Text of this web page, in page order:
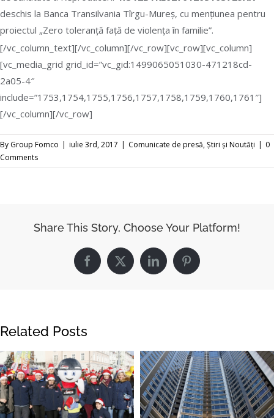
deschis la Banca Transilvania Tîrgu-Mureș, cu mențiunea pentru
proiectul „Zero toleranță față de violența în familie”.
[/vc_column_text][/vc_column][/vc_row][vc_row][vc_column]
[vc_media_grid grid_id=”vc_gid:1499065051030-471218cd-
2a05-4″
include=”1753,1754,1755,1756,1757,1758,1759,1760,1761″]
[/vc_column][/vc_row]
By Group Fomco iulie 3rd, 2017 Comunicate de presă,Știri și Noutăți
0
Comments
Share This Story, Choose Your Platform!
Related Posts